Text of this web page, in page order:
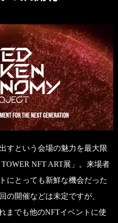
すという会場の魅力を最大限
NFT ART展」。来場者
にとっても新鮮な機会だった
の開催などは未定ですが、
までも他のNFTイベントに使